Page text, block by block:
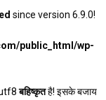
since version 6.9.0!
public_html/wp-
बहिष्कृतहै! इसके बजाय